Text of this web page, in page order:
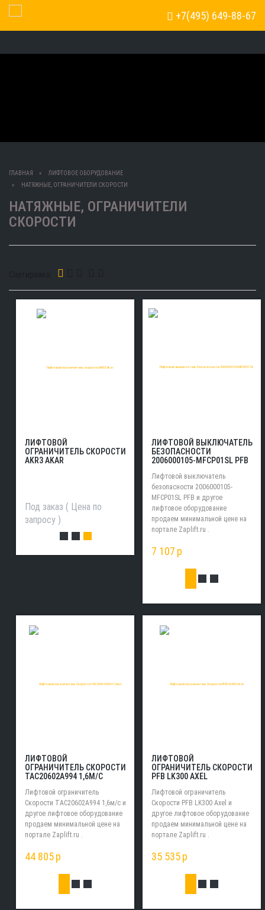
+7(495) 649-88-67
Toggle Navigation
ГЛАВНАЯ
ЛИФТОВОЕ ОБОРУДОВАНИЕ
НАТЯЖНЫЕ, ОГРАНИЧИТЕЛИ СКОРОСТИ
НАТЯЖНЫЕ, ОГРАНИЧИТЕЛИ
СКОРОСТИ
ЛИФТОВОЙ
ОГРАНИЧИТЕЛЬ СКОРОСТИ
AKR3 AKAR
Под заказ ( Цена по
запросу )
ЛИФТОВОЙ ВЫКЛЮЧАТЕЛЬ
БЕЗОПАСНОСТИ
2006000105-MFCP01SL PFB
Лифтовой выключатель
безопасности 2006000105-
MFCP01SL PFB и другое
лифтовое оборудование
продаем минимальной цене на
портале Zaplift.ru .
7 107 p
ЛИФТОВОЙ
ОГРАНИЧИТЕЛЬ СКОРОСТИ
TAC20602A994 1,6М/С
Лифтовой ограничитель
Скорости TAC20602A994 1,6м/с и
другое лифтовое оборудование
продаем минимальной цене на
портале Zaplift.ru .
44 805p
ЛИФТОВОЙ
ОГРАНИЧИТЕЛЬ СКОРОСТИ
PFB LK300 AXEL
Лифтовой ограничитель
Скорости PFB LK300 Axel и
другое лифтовое оборудование
продаем минимальной цене на
портале Zaplift.ru .
35 535p